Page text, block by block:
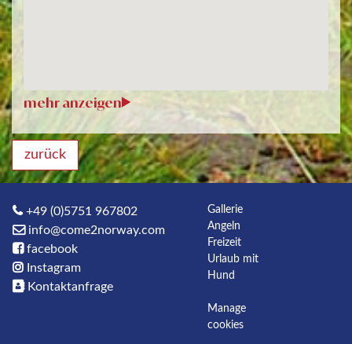
zurück
+49 (0)5751 967802
info@come2norway.com
facebook
Instagram
Kontaktanfrage
Gallerie
Angeln
Freizeit
Urlaub mit
Hund
Manage
cookies